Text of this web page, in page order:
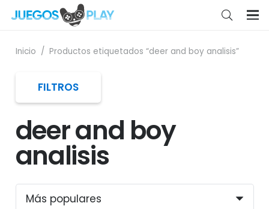
Inicio / Productos etiquetados “deer and boy analisis”
deer and boy
analisis
FILTROS